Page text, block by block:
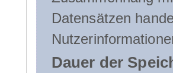
Datensätzen
Dauer der